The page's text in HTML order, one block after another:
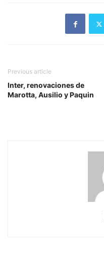
Previous article
Inter, renovaciones de
Marotta, Ausilio y Paquin